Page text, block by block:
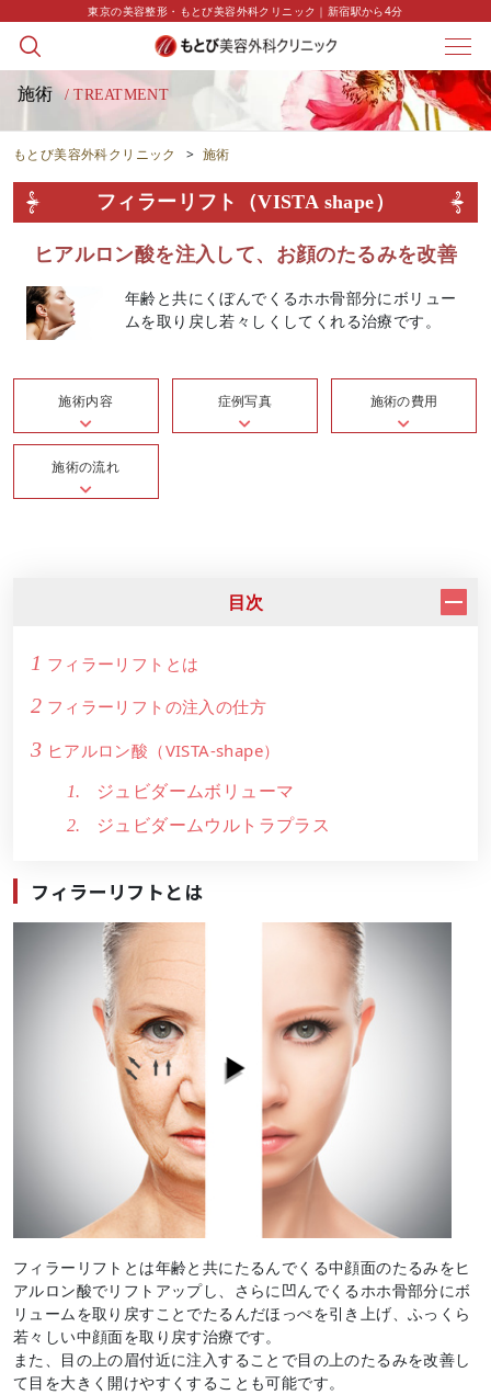
東京の美容整形・もとび美容外科クリニック｜新宿駅から4分
施術 / TREATMENT
もとび美容外科クリニック > 施術
フィラーリフト（VISTA shape）
ヒアルロン酸を注入して、お顔のたるみを改善
年齢と共にくぼんでくるホホ骨部分にボリュー
ムを取り戻し若々しくしてくれる治療です。
施術内容 症例写真 施術の費用
施術の流れ
目次
1 フィラーリフトとは
2 フィラーリフトの注入の仕方
3 ヒアルロン酸（VISTA-shape）
ジュビダームボリューマ
ジュビダームウルトラプラス
フィラーリフトとは
フィラーリフトとは年齢と共にたるんでくる中顔面のたるみをヒ
アルロン酸でリフトアップし、さらに凹んでくるホホ骨部分にボ
リュームを取り戻すことでたるんだほっぺを引き上げ、ふっくら
若々しい中顔面を取り戻す治療です。
また、目の上の眉付近に注入することで目の上のたるみを改善し
て目を大きく開けやすくすることも可能です。